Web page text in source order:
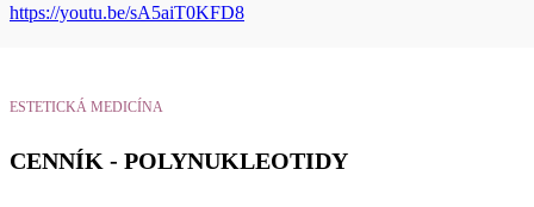
https://youtu.be/sA5aiT0KFD8
ESTETICKÁ MEDICÍNA
CENNÍK - POLYNUKLEOTIDY